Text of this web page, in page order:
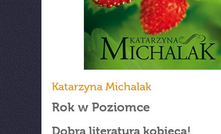
Katarzyna Michalak
Rok w Poziomce
Dobra literatura kobieca!